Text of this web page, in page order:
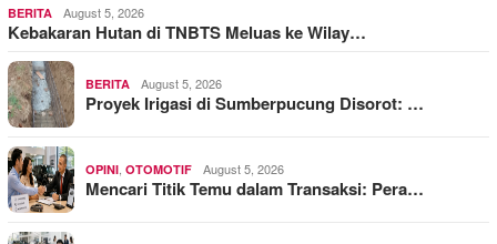
BERITA August 5, 2026
Kebakaran Hutan di TNBTS Meluas ke Wilay…
BERITA August 5, 2026
Proyek Irigasi di Sumberpucung Disorot: …
OPINI OTOMOTIF August 5, 2026
Mencari Titik Temu dalam Transaksi: Pera…